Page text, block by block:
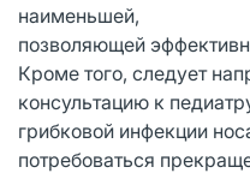
наименьшей,
позволяющей
Кроме того, следует
консультацию к
грибковой инфекции
потребоваться